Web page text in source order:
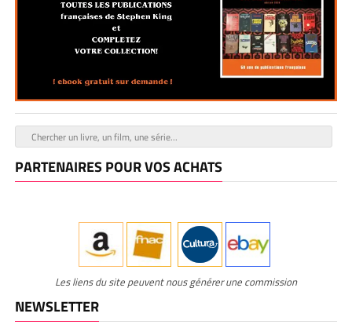
PARTENAIRES POUR VOS ACHATS
Les liens du site peuvent nous générer une commission
NEWSLETTER